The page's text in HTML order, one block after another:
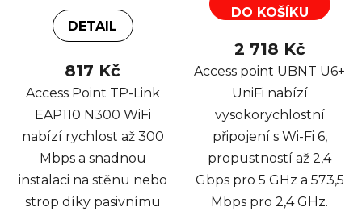
DETAIL
817 Kč
Access Point TP-Link
EAP110 N300 WiFi
nabízí rychlost až 300
Mbps a snadnou
instalaci na stěnu nebo
strop díky pasivnímu
DO KOŠÍKU
2 718 Kč
Access point UBNT U6+
UniFi nabízí
vysokorychlostní
připojení s Wi-Fi 6,
propustností až 2,4
Gbps pro 5 GHz a 573,5
Mbps pro 2,4 GHz.